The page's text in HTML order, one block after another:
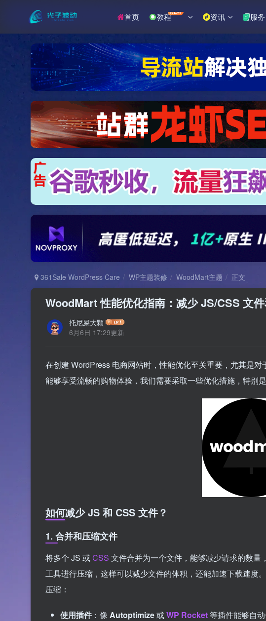
首页 教程NEW 资讯 服务
361Sale WordPress Care WP主题装修 WoodMart主题 正文
WoodMart 性能优化指南：减少 JS/CSS 文
托尼屎大颗
6月6日 17:29更新
在创建 WordPress 电商网站时，性能优化至关重要，尤其是对
能够享受流畅的购物体验，我们需要采取一些优化措施，特别
如何减少 JS 和 CSS 文件？
1. 合并和压缩文件
将多个 JS 或CSS 文件合并为一个文件，能够减少请求的数
工具进行压缩，这样可以减少文件的体积，还能加速下载速度
压缩：
使用插件：像 Autoptimize或WP Rocket等插件能够自